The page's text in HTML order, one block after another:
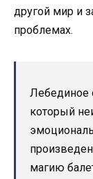
другой мир и
проблемах.
Лебединое
который
магию